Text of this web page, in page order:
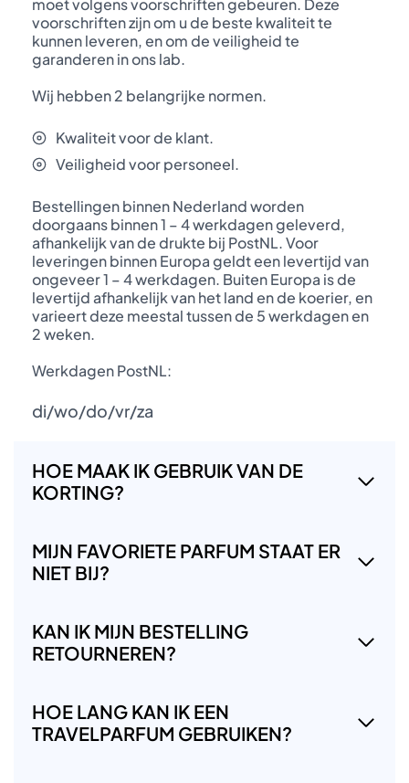
voorschriften zijn om u de beste kwaliteit te
kunnen leveren, en om de veiligheid te
garanderen in ons lab.
Wij hebben 2 belangrijke normen.
Kwaliteit voor de klant.
Veiligheid voor personeel.
Bestellingen binnen Nederland worden
doorgaans binnen 1 – 4 werkdagen geleverd,
afhankelijk van de drukte bij PostNL. Voor
leveringen binnen Europa geldt een levertijd van
ongeveer 1 – 4 werkdagen. Buiten Europa is de
levertijd afhankelijk van het land en de koerier, en
varieert deze meestal tussen de 5 werkdagen en
2 weken.
Werkdagen PostNL:
di/wo/do/vr/za
HOE MAAK IK GEBRUIK VAN DE
KORTING?
MIJN FAVORIETE PARFUM STAAT ER
NIET BIJ?
KAN IK MIJN BESTELLING
RETOURNEREN?
HOE LANG KAN IK EEN
TRAVELPARFUM GEBRUIKEN?